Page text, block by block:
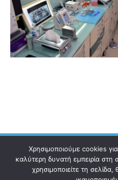
Ηλεκτρονικός Οδηγός
Χρησιμοποιούμε cookies
καλύτερη δυνατή εμπειρία στη
χρησιμοποιείτε τη